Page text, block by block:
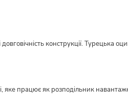
конструкції. Турецька
працює як розподільник